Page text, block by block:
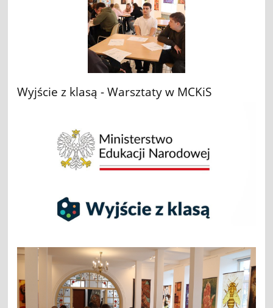
Wyjście z klasą - Warsztaty w MCKiS